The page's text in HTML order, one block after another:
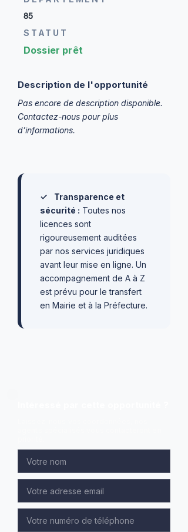
85
STATUT
Dossier prêt
Description de l'opportunité
Pas encore de description disponible.
Contactez-nous pour plus
d’informations.
✓
Transparence et
sécurité : Toutes nos
licences sont
rigoureusement auditées
par nos services juridiques
avant leur mise en ligne. Un
accompagnement de A à Z
est prévu pour le transfert
en Mairie et à la Préfecture.